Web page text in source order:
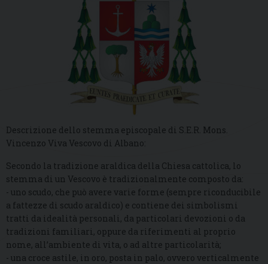
Descrizione dello stemma episcopale di S.E.R. Mons.
Vincenzo Viva Vescovo di Albano:
Secondo la tradizione araldica della Chiesa cattolica, lo
stemma di un Vescovo è tradizionalmente composto da:
- uno scudo, che può avere varie forme (sempre riconducibile
a fattezze di scudo araldico) e contiene dei simbolismi
tratti da idealità personali, da particolari devozioni o da
tradizioni familiari, oppure da riferimenti al proprio
nome, all’ambiente di vita, o ad altre particolarità;
- una croce astile, in oro, posta in palo, ovvero verticalmente